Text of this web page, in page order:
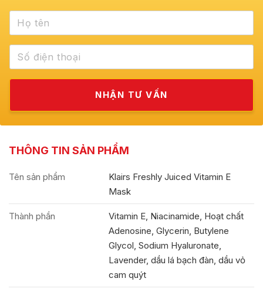
THÔNG TIN SẢN PHẨM
Tên sản phẩm
Klairs Freshly Juiced Vitamin E
Mask
Thành phần
Vitamin E, Niacinamide, Hoạt chất
Adenosine, Glycerin, Butylene
Glycol, Sodium Hyaluronate,
Lavender, dầu lá bạch đàn, dầu vỏ
cam quýt